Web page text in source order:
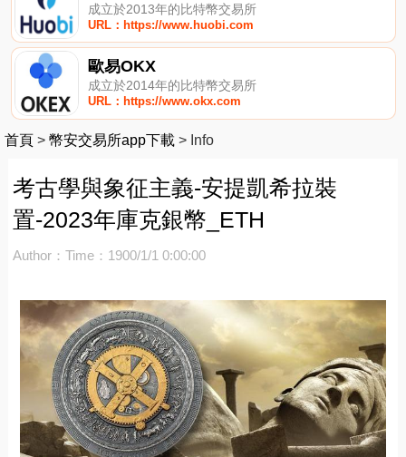
成立於2013年的比特幣交易所
URL：https://www.huobi.com
歐易OKX
成立於2014年的比特幣交易所
URL：https://www.okx.com
首頁 > 幣安交易所app下載 > Info
考古學與象征主義-安提凱希拉裝
置-2023年庫克銀幣_ETH
Author： Time：1900/1/1 0:00:00